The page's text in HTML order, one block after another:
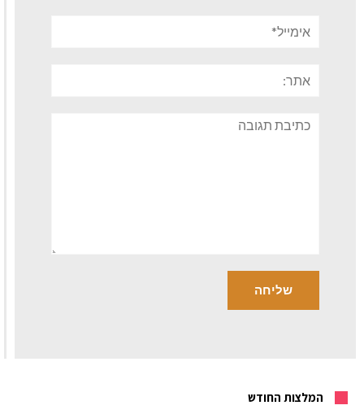
תגובה
המלצות החודש